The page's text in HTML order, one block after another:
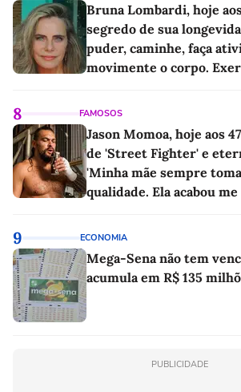
Bruna Lombardi, hoje
segredo de sua
puder, caminhe, faça
movimente o corpo.
8 FAMOSOS
Jason Momoa, hoje aos
de 'Street Fighter' e
'Minha mãe sempre
qualidade. Ela acabou
9 ECONOMIA
Mega-Sena não tem
acumula em R$ 135
PUBLICIDADE